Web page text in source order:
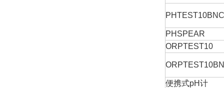
PHTEST10BNC
PHSPEAR
ORPTEST10
便携式pH计